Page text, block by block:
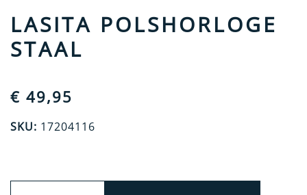
LASITA POLSHORLOGE
STAAL
€ 49,95
SKU: 17204116